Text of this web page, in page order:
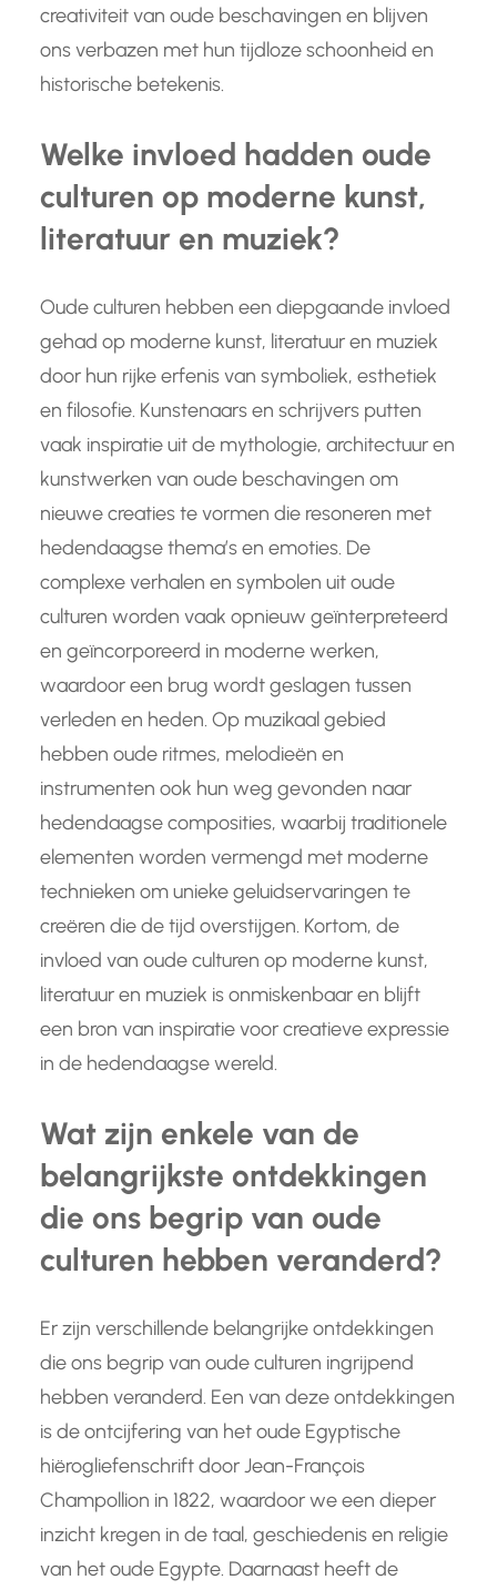
creativiteit van oude beschavingen en blijven
ons verbazen met hun tijdloze schoonheid en
historische betekenis.
Welke invloed hadden oude
culturen op moderne kunst,
literatuur en muziek?
Oude culturen hebben een diepgaande invloed
gehad op moderne kunst, literatuur en muziek
door hun rijke erfenis van symboliek, esthetiek
en filosofie. Kunstenaars en schrijvers putten
vaak inspiratie uit de mythologie, architectuur en
kunstwerken van oude beschavingen om
nieuwe creaties te vormen die resoneren met
hedendaagse thema’s en emoties. De
complexe verhalen en symbolen uit oude
culturen worden vaak opnieuw geïnterpreteerd
en geïncorporeerd in moderne werken,
waardoor een brug wordt geslagen tussen
verleden en heden. Op muzikaal gebied
hebben oude ritmes, melodieën en
instrumenten ook hun weg gevonden naar
hedendaagse composities, waarbij traditionele
elementen worden vermengd met moderne
technieken om unieke geluidservaringen te
creëren die de tijd overstijgen. Kortom, de
invloed van oude culturen op moderne kunst,
literatuur en muziek is onmiskenbaar en blijft
een bron van inspiratie voor creatieve expressie
in de hedendaagse wereld.
Wat zijn enkele van de
belangrijkste ontdekkingen
die ons begrip van oude
culturen hebben veranderd?
Er zijn verschillende belangrijke ontdekkingen
die ons begrip van oude culturen ingrijpend
hebben veranderd. Een van deze ontdekkingen
is de ontcijfering van het oude Egyptische
hiërogliefenschrift door Jean-François
Champollion in 1822, waardoor we een dieper
inzicht kregen in de taal, geschiedenis en religie
van het oude Egypte. Daarnaast heeft de